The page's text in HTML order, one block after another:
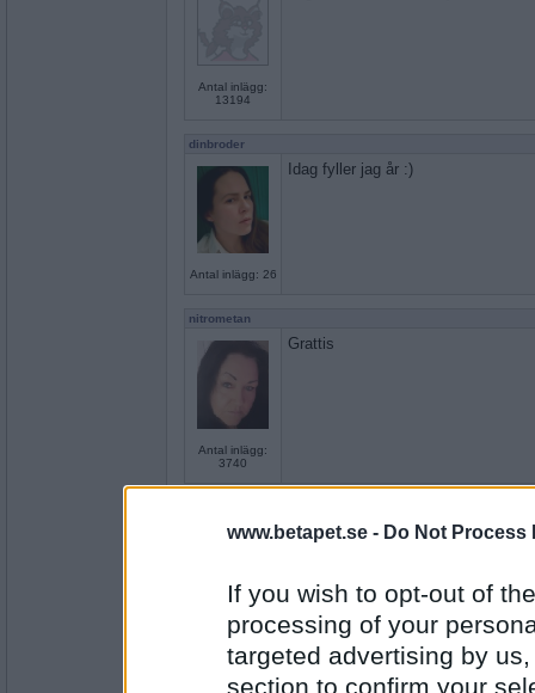
www.betapet.se - Do Not Process
If you wish to opt-out of
processing of your
targeted advertising by
section to confirm your
Antal inlägg:
13194
dinbroder
Antal inlägg: 26
Idag fyller jag år :)
nitrometan
Antal inlägg:
3740
Grattis
Antal inlägg: 26
Tackar :)
en dum en